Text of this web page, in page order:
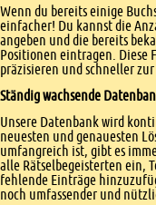
Wenn du bereits einige
einfacher! Du kannst die
angeben und die bereits
Positionen eintragen. Diese
präzisieren und schneller
Ständig wachsende
Unsere Datenbank wird
neuesten und genauesten
umfangreich ist, gibt es
alle Rätselbegeisterten ein,
fehlende Einträge
noch umfassender und